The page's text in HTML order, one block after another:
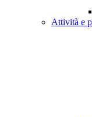
Attività e